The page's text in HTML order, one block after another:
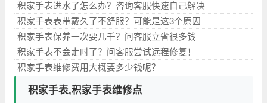
积家手表进水了怎么办？咨询客服快速自己解决
积家手表表带戴久了不舒服？可能是这3个原因
积家手表保养一次要几千？问客服立省很多钱
积家手表不会走时了？问客服尝试远程修复！
积家手表维修费用大概要多少钱呢？
积家手表,积家手表维修点